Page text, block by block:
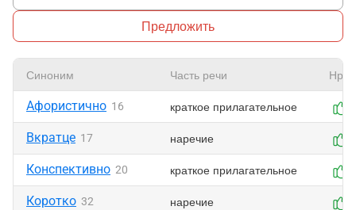
Предложить
Синоним Часть речи
Афористично 16 краткое прилагательное
Вкратце 17 наречие
Конспективно 20 краткое прилагательное
Коротко 32 наречие